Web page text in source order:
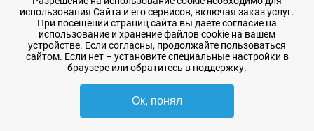
Время работы: пн-пт, 10:00 - 18:00
E-mail:sale@radioelementy.ru
2007 - 2026, ООО «РадиоЭлемент» © сайт носит информационный характер
использования Сайта и его сервисов, включая заказ услуг.
При посещении страниц сайта вы даете согласие на
использование и хранение файлов cookie на вашем
устройстве. Если согласны, продолжайте пользоваться
сайтом. Если нет – установите специальные настройки в
браузере или обратитесь в поддержку.
Ок, понял